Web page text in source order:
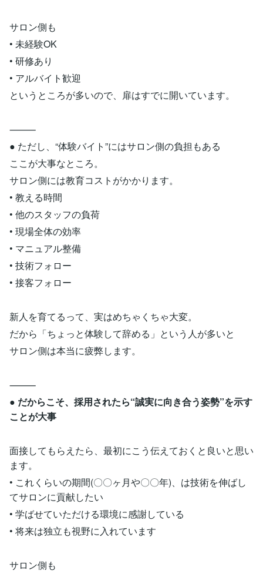
サロン側も
• 未経験OK
• 研修あり
• アルバイト歓迎
というところが多いので、扉はすでに開いています。
⸻
● ただし、“体験バイト”にはサロン側の負担もある
ここが大事なところ。
サロン側には教育コストがかかります。
• 教える時間
• 他のスタッフの負荷
• 現場全体の効率
• マニュアル整備
• 技術フォロー
• 接客フォロー
新人を育てるって、実はめちゃくちゃ大変。
だから「ちょっと体験して辞める」という人が多いと
サロン側は本当に疲弊します。
⸻
● だからこそ、採用されたら“誠実に向き合う姿勢”を示す
ことが大事
面接してもらえたら、最初にこう伝えておくと良いと思い
ます。
• これくらいの期間(〇〇ヶ月や〇〇年)、は技術を伸ばし
てサロンに貢献したい
• 学ばせていただける環境に感謝している
• 将来は独立も視野に入れています
サロン側も